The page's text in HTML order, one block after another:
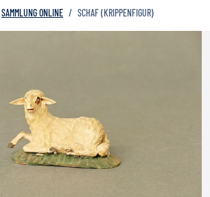
SAMMLUNG ONLINE SCHAF (KRIPPENFIGUR)